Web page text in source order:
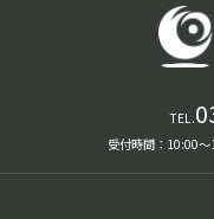
TEL.
受付時間：10:00